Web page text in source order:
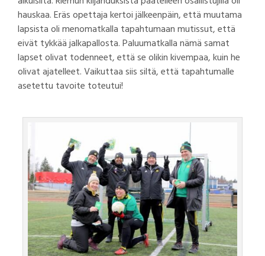
hauskaa. Eräs opettaja kertoi jälkeenpäin, että muutama
lapsista oli menomatkalla tapahtumaan mutissut, että
eivät tykkää jalkapallosta. Paluumatkalla nämä samat
lapset olivat todenneet, että se olikin kivempaa, kuin he
olivat ajatelleet. Vaikuttaa siis siltä, että tapahtumalle
asetettu tavoite toteutui!